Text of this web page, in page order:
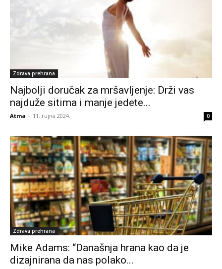
Zdrava prehrana
Najbolji doručak za mršavljenje: Drži vas
najduže sitima i manje jedete...
Atma - 11. rujna 2024. 0
Zdrava prehrana
Mike Adams: “Današnja hrana kao da je
dizajnirana da nas polako...